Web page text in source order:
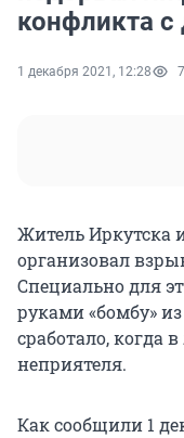
конфликта
1 декабря 2021, 12:28
Житель Иркутска
организовал
Специально для
руками «бомбу»
сработало, когда
неприятеля.
Как сообщили 1